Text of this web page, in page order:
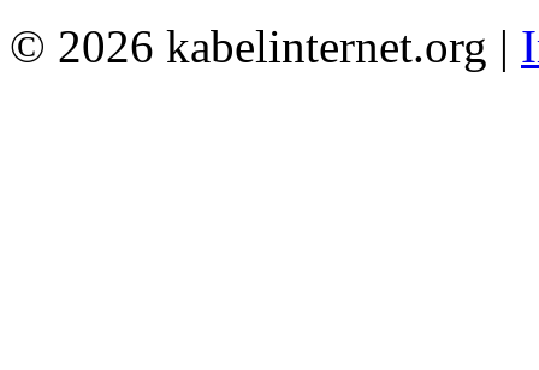
© 2026 kabelinternet.org |